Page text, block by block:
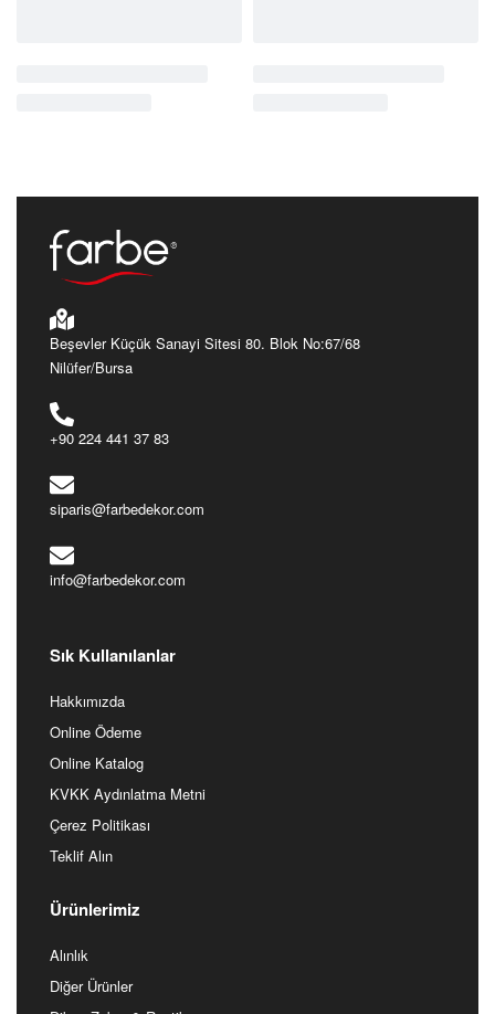
CT3013
Ürünü İncele
CT3024
Beşevler Küçük Sanayi Sitesi 80. Blok No:67/68
Nilüfer/Bursa
info@farbedekor.com
Sık Kullanılanlar
Online Ödeme
Çerez Politikası